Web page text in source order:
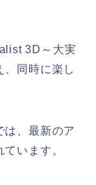
3D～大実
、同時に楽し
は、最新のア
います。